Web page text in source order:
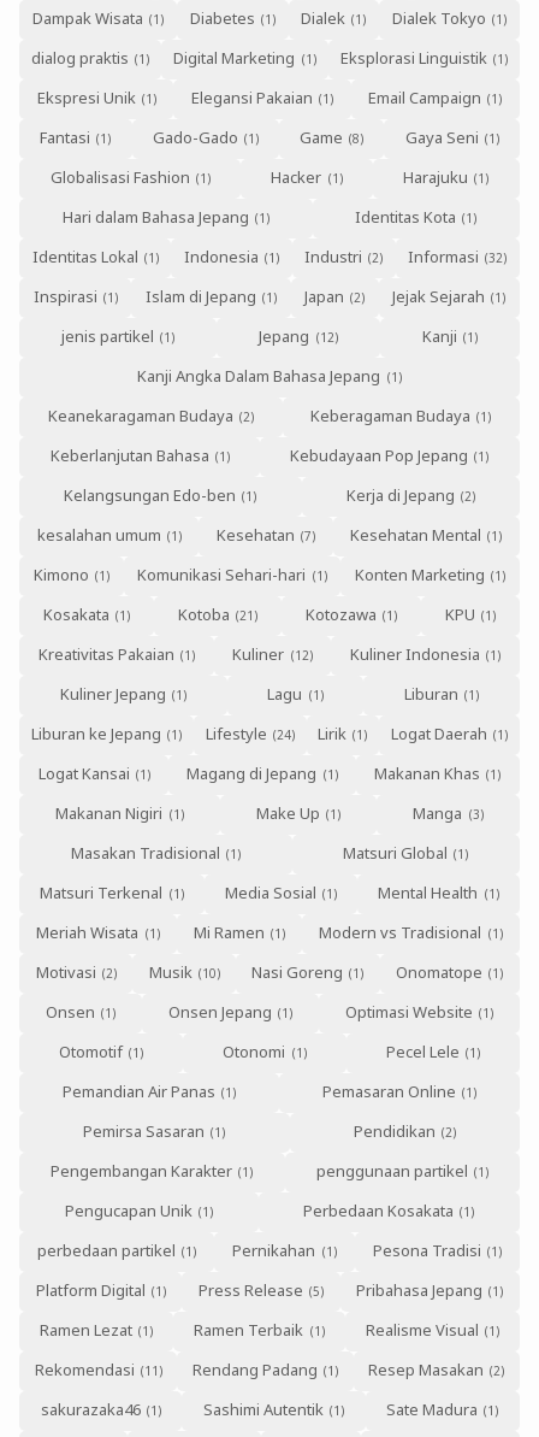
Dampak Wisata
Diabetes Dialek
Dialek Tokyo
dialog praktis
Digital Marketing
Eksplorasi Linguistik
Ekspresi Unik
Elegansi Pakaian
Email Campaign
Fantasi
Gado-Gado Game
Gaya Seni
Globalisasi Fashion
Hacker
Harajuku
Hari dalam Bahasa Jepang
Identitas Kota
Identitas Lokal
Indonesia Industri
Informasi
Inspirasi
Islam di Jepang Japan
Jejak Sejarah
jenis partikel
Jepang
Kanji
Kanji Angka Dalam Bahasa Jepang
Keanekaragaman Budaya
Keberagaman Budaya
Keberlanjutan Bahasa
Kebudayaan Pop Jepang
Kelangsungan Edo-ben
Kerja di Jepang
kesalahan umum
Kesehatan
Kesehatan Mental
Kimono
Komunikasi Sehari-hari
Konten Marketing
Kosakata
Kotoba Kotozawa
KPU
Kreativitas Pakaian
Kuliner
Kuliner Indonesia
Kuliner Jepang
Lagu
Liburan
Liburan ke Jepang
Lifestyle Lirik
Logat Daerah
Logat Kansai
Magang di Jepang
Makanan Khas
Makanan Nigiri
Make Up
Manga
Masakan Tradisional
Matsuri Global
Matsuri Terkenal
Media Sosial
Mental Health
Meriah Wisata
Mi Ramen
Modern vs Tradisional
Motivasi
Musik Nasi Goreng
Onomatope
Onsen
Onsen Jepang
Optimasi Website
Otomotif
Otonomi
Pecel Lele
Pemandian Air Panas
Pemasaran Online
Pemirsa Sasaran
Pendidikan
Pengembangan Karakter
penggunaan partikel
Pengucapan Unik
Perbedaan Kosakata
perbedaan partikel
Pernikahan
Pesona Tradisi
Platform Digital
Press Release
Pribahasa Jepang
Ramen Lezat
Ramen Terbaik
Realisme Visual
Rekomendasi
Rendang Padang
Resep Masakan
sakurazaka46
Sashimi Autentik
Sate Madura